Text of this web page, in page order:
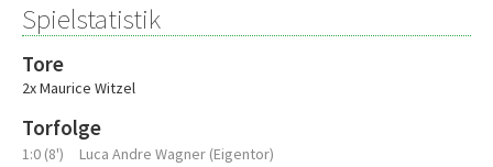
Spielstatistik
Tore
2x Maurice Witzel
Torfolge
1:0 (8')
Luca Andre Wagner (Eigentor)